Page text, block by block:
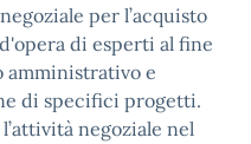
per l’acquisto
di esperti al fine
e
di specifici progetti.
negoziale nel